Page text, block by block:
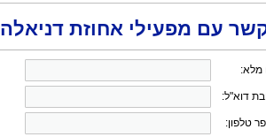
עם מפעילי אחוזת דניאלה
מלא:
דוא"ל:
טלפון: